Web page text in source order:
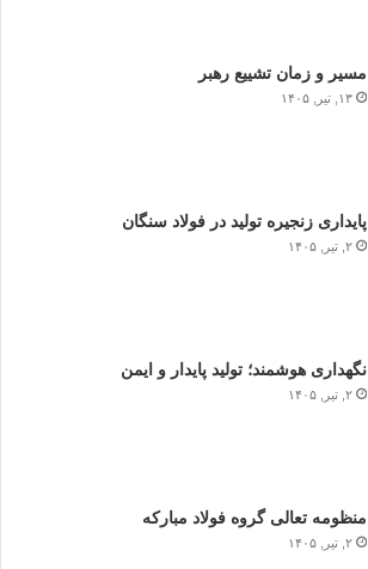
مسیر و زمان تشییع رهبر
۱۳, تیر, ۱۴۰۵
پایداری زنجیره تولید در فولاد سنگان
۲, تیر, ۱۴۰۵
نگهداری هوشمند؛ تولید پایدار و ایمن
۲, تیر, ۱۴۰۵
منظومه تعالی گروه فولاد مبارکه
۲, تیر, ۱۴۰۵